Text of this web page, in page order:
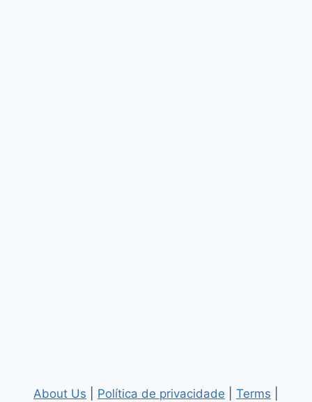
About Us Política de privacidade Terms